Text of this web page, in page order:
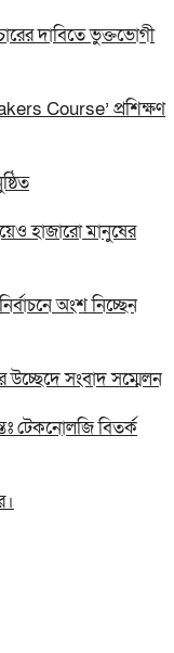
দাবিতে ভুক্তভোগী
Course’ প্রশিক্ষণ
হাজারো মানুষের
অংশ নিচ্ছেন
সংবাদ সম্মেলন
টেকনোলজি বিতর্ক